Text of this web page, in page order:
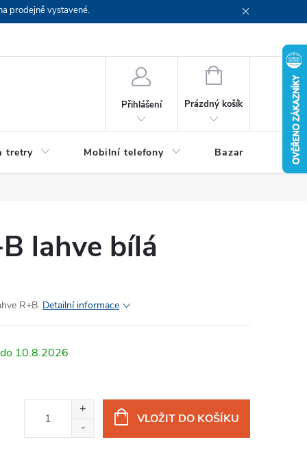
prodejně vystavené.
Přihlášení
NÁKUPNÍ
Prázdný košík
tretry Mobilní telefony Bazar Servis
lahve bílá
R+B. Detailní informace
10.8.2026
VLOŽIT DO KOŠÍKU